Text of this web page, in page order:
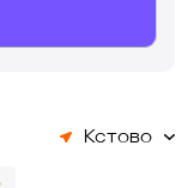
Кстово